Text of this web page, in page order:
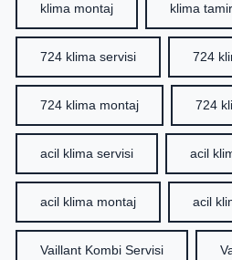
klima montaj klima tamir
724 klima servisi 724
724 klima montaj 724
acil klima servisi acil
acil klima montaj acil
Vaillant Kombi Servisi